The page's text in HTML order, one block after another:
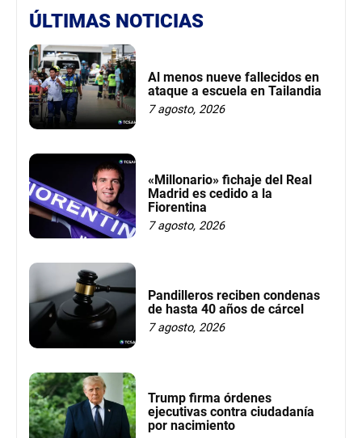
ÚLTIMAS NOTICIAS
Al menos nueve fallecidos en
ataque a escuela en Tailandia
7 agosto, 2026
«Millonario» fichaje del Real
Madrid es cedido a la
Fiorentina
7 agosto, 2026
Pandilleros reciben condenas
de hasta 40 años de cárcel
7 agosto, 2026
Trump firma órdenes
ejecutivas contra ciudadanía
por nacimiento